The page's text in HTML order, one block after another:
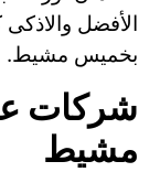
الأفضل
بخميس مشيط.
شركات
مشيط